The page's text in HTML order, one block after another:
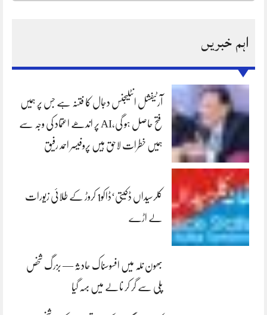
اہم خبریں
آرٹیفشل انٹلیجنس دجال کا فتنہ ہے جس پر ہمیں
فتح حاصل ہو گی،AI پر اندھے اعتماد کی وجہ سے
ہمیں خطرات لاحق ہیں پروفیسر احمد رفیق
کلرسیداں ڈکیتی‘ڈاکو1 کروڑ کے طلائی زیورات
لے اڑے
بھون نلہ میں افسوسناک حادثہ — بزرگ شخص
پلی سے گر کر نالے میں بہہ گیا